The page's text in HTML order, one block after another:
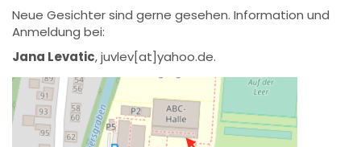
Neue Gesichter sind gerne gesehen. Information und
Anmeldung bei:
Jana Levatic, juvlev[at]yahoo.de.